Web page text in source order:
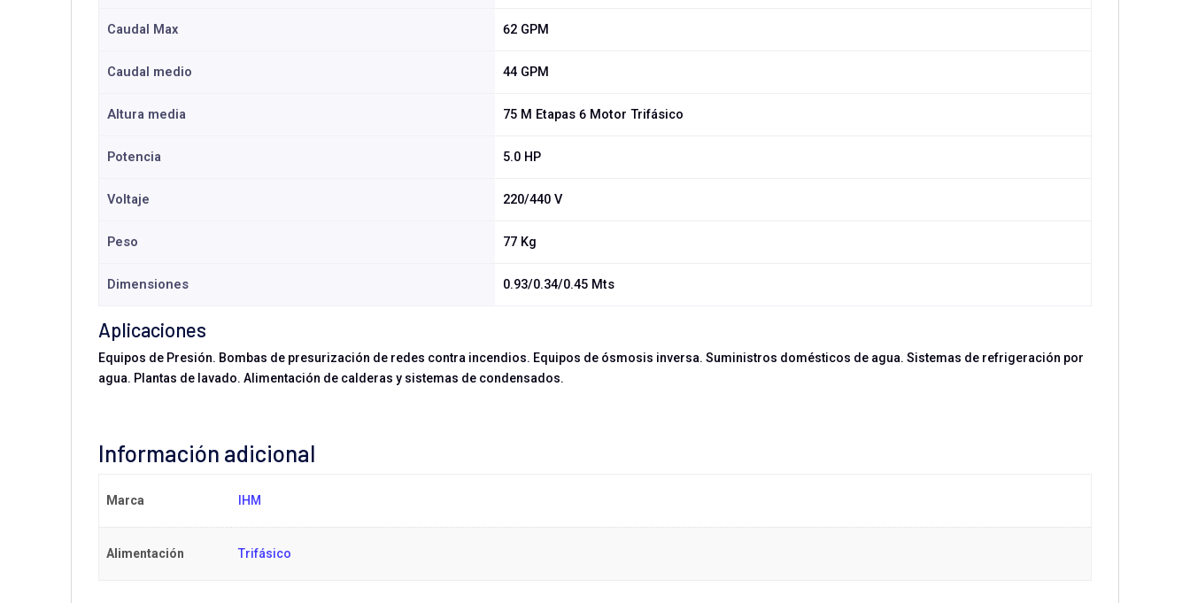
Caudal Max 62 GPM
Caudal medio 44 GPM
Altura media 75 M Etapas 6 Motor Trifásico
Potencia 5.0 HP
Voltaje 220/440 V
Peso 77 Kg
Dimensiones 0.93/0.34/0.45 Mts
Aplicaciones
Equipos de Presión. Bombas de presurización de redes contra incendios. Equipos de ósmosis inversa. Suministros domésticos de agua. Sistemas de refrigeración por
agua. Plantas de lavado. Alimentación de calderas y sistemas de condensados.
Información adicional
Marca IHM
Alimentación Trifásico